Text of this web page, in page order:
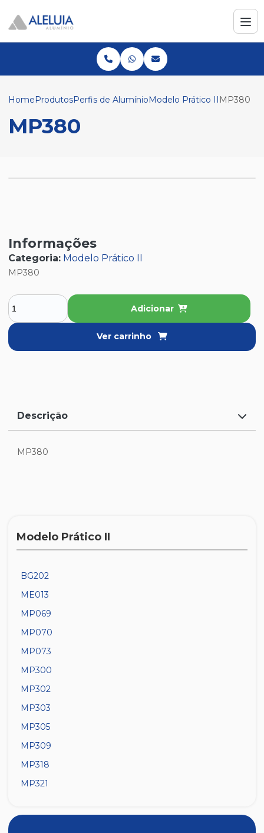
HomeProdutosPerfis de AlumínioModelo Prático II MP380
MP380
Informações
Categoria: Modelo Prático II
MP380
Adicionar
Ver carrinho
Descrição
MP380
Modelo Prático II
BG202
ME013
MP069
MP070
MP073
MP300
MP302
MP303
MP305
MP309
MP318
MP321